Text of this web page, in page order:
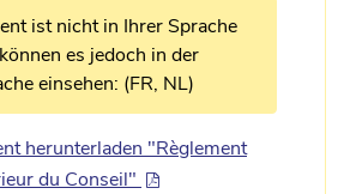
ist nicht in Ihrer Sprache
es jedoch in der
einsehen: (FR, NL)
herunterladen "Règlement
du Conseil"